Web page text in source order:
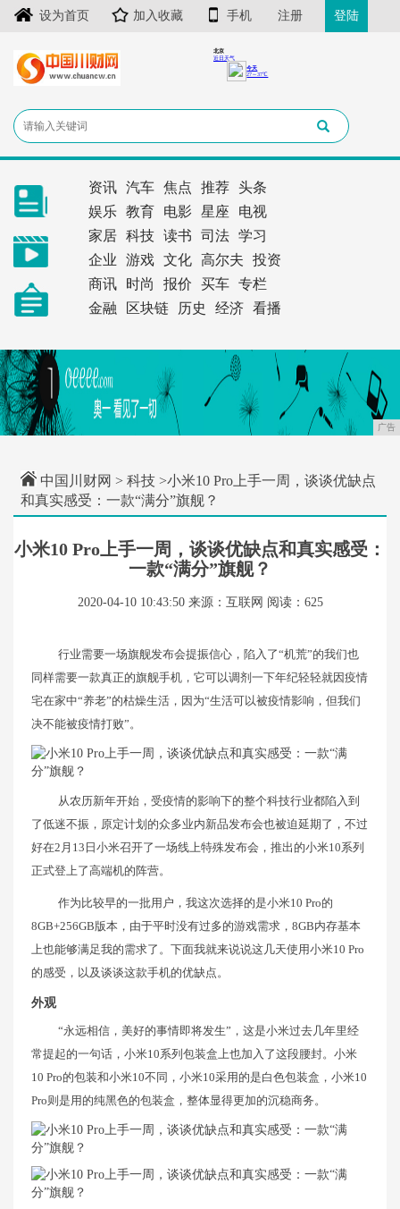
设为首页 加入收藏 手机 注册 登陆
资讯 汽车 焦点 推荐
头条
娱乐
教育 电影 星座
电视
家居
科技 读书 司法
学习
企业
游戏 文化 高尔夫
投资
商讯
时尚 报价 买车
专栏
金融
区块链 历史 经济 看播
广告
中国川财网 > 科技 >小米10 Pro上手一周，谈谈优缺点
和真实感受：一款“满分”旗舰？
小米10 Pro上手一周，谈谈优缺点和真实感受：
一款“满分”旗舰？
2020-04-10 10:43:50 来源：互联网 阅读：625
行业需要一场旗舰发布会提振信心，陷入了“机荒”的我们也
同样需要一款真正的旗舰手机，它可以调剂一下年纪轻轻就因疫情
宅在家中“养老”的枯燥生活，因为“生活可以被疫情影响，但我们
决不能被疫情打败”。
从农历新年开始，受疫情的影响下的整个科技行业都陷入到
了低迷不振，原定计划的众多业内新品发布会也被迫延期了，不过
好在2月13日小米召开了一场线上特殊发布会，推出的小米10系列
正式登上了高端机的阵营。
作为比较早的一批用户，我这次选择的是小米10 Pro的
8GB+256GB版本，由于平时没有过多的游戏需求，8GB内存基本
上也能够满足我的需求了。下面我就来说说这几天使用小米10 Pro
的感受，以及谈谈这款手机的优缺点。
外观
“永远相信，美好的事情即将发生”，这是小米过去几年里经
常提起的一句话，小米10系列包装盒上也加入了这段腰封。小米
10 Pro的包装和小米10不同，小米10采用的是白色包装盒，小米10
Pro则是用的纯黑色的包装盒，整体显得更加的沉稳商务。